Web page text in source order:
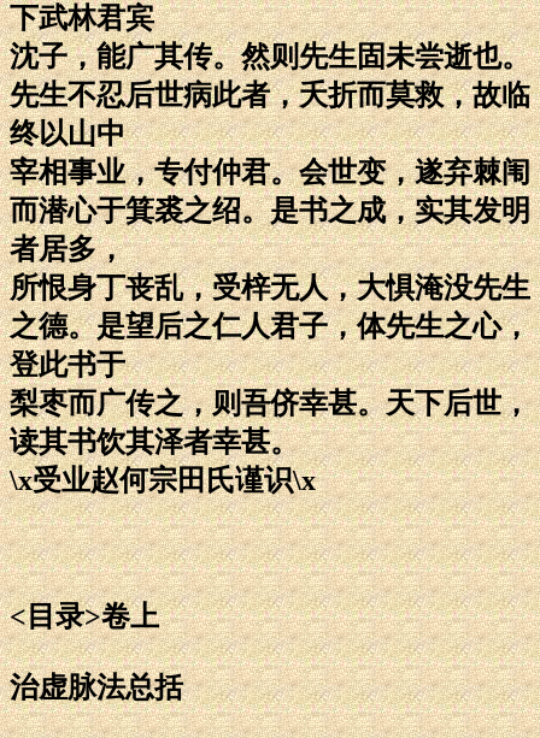
下武林君宾
沈子，能广其传。然则先生固未尝逝也。
先生不忍后世病此者，夭折而莫救，故临
终以山中
宰相事业，专付仲君。会世变，遂弃棘闱
而潜心于箕裘之绍。是书之成，实其发明
者居多，
所恨身丁丧乱，受梓无人，大惧淹没先生
之德。是望后之仁人君子，体先生之心，
登此书于
梨枣而广传之，则吾侪幸甚。天下后世，
读其书饮其泽者幸甚。
\x受业赵何宗田氏谨识\x
<目录>卷上
治虚脉法总括